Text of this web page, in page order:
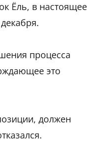
Ёль, в настоящее
процесса
это
должен